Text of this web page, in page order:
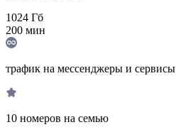
1024 Гб
200 мин
трафик на мессенджеры и сервисы
10 номеров на семью